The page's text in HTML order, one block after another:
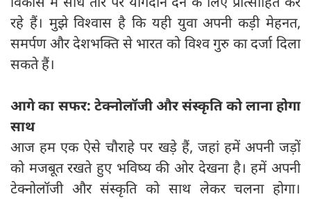
रहे हैं। मुझे विश्वास है कि यही युवा अपनी कड़ी मेहनत,
समर्पण और देशभक्ति से भारत को विश्व गुरु का दर्जा दिला
सकते हैं।
आगे का सफर: टेक्नोलॉजी और संस्कृति को लाना होगा
साथ
आज हम एक ऐसे चौराहे पर खड़े हैं, जहां हमें अपनी जड़ों
को मजबूत रखते हुए भविष्य की ओर देखना है। हमें अपनी
टेक्नोलॉजी और संस्कृति को साथ लेकर चलना होगा।